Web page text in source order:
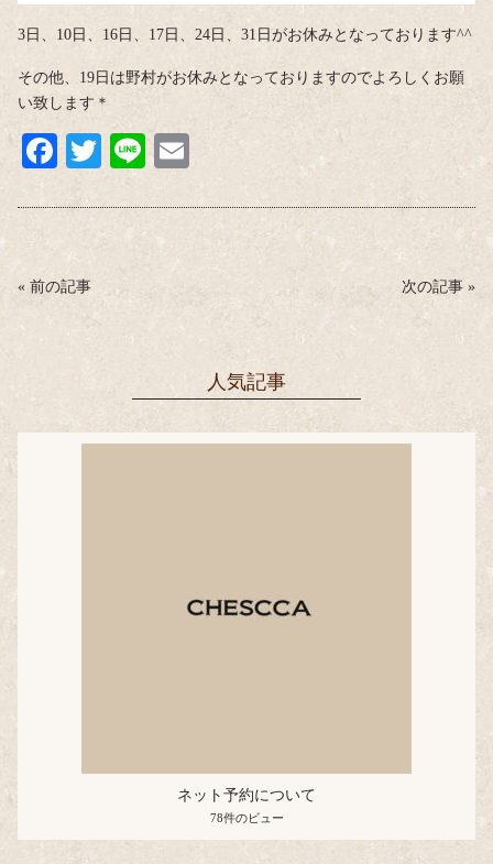
3日、10日、16日、17日、24日、31日がお休みとなっております^^
その他、19日は野村がお休みとなっておりますのでよろしくお願
い致します＊
Fa
bo
T
tte
Li
ail
« 前の記事 次の記事 »
人気記事
ネット予約について
78件のビュー